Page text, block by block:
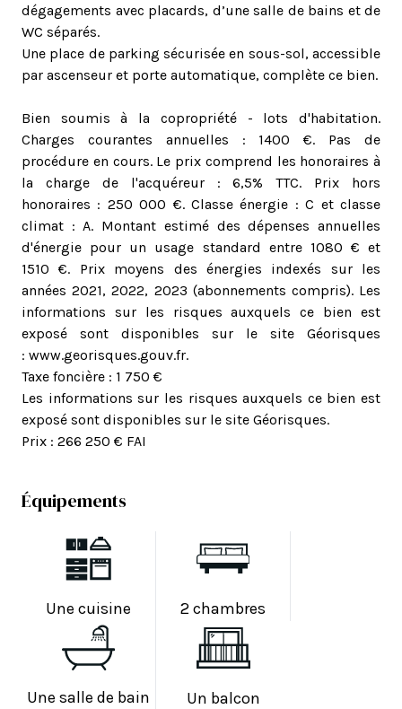
dégagements avec placards, d’une salle de bains et de
WC séparés.
Une place de parking sécurisée en sous-sol, accessible
par ascenseur et porte automatique, complète ce bien.
Bien soumis à la copropriété - lots d'habitation.
Charges courantes annuelles : 1400 €. Pas de
procédure en cours. Le prix comprend les honoraires à
la charge de l'acquéreur : 6,5% TTC. Prix hors
honoraires : 250 000 €. Classe énergie : C et classe
climat : A. Montant estimé des dépenses annuelles
d'énergie pour un usage standard entre 1080 € et
1510 €. Prix moyens des énergies indexés sur les
années 2021, 2022, 2023 (abonnements compris). Les
informations sur les risques auxquels ce bien est
exposé sont disponibles sur le site Géorisques
: www.georisques.gouv.fr.
Taxe foncière : 1 750 €
Les informations sur les risques auxquels ce bien est
exposé sont disponibles sur le site Géorisques.
Prix : 266 250 € FAI
Équipements
Une cuisine 2 chambres
Une salle de bain Un balcon